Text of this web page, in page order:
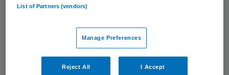
meerdaagse behandeling op een grote
Eerstelijnszorg
List of Partners (vendors)
Manage Preferences
Reject All I Accept